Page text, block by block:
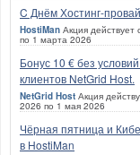
C Днём Хостинг-
HostiMan Акция действует
по 1 марта 2026
Бонус 10 € без
клиентов NetGrid Host.
NetGrid Host Акция
2026 по 1 мая 2026
Чёрная пятница и
в HostiMan